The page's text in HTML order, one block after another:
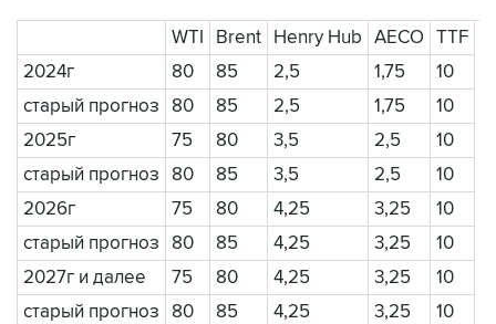
WTI Brent Henry Hub AECO TTF
2024г
80 85 2,5 1,75
10
старый прогноз
80 85 2,5 1,75
10
2025г
75 80 3,5 2,5
10
старый прогноз
80 85 3,5 2,5
10
2026г
75 80 4,25 3,25
10
старый прогноз
80 85 4,25 3,25
10
2027г и далее
75 80 4,25 3,25
10
старый прогноз
80 85 4,25 3,25 10